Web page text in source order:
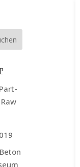
Part­